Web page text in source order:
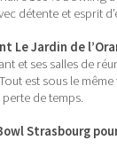
détente et esprit
Le Jardin de
et ses salles de
est sous le
de temps.
Strasbourg